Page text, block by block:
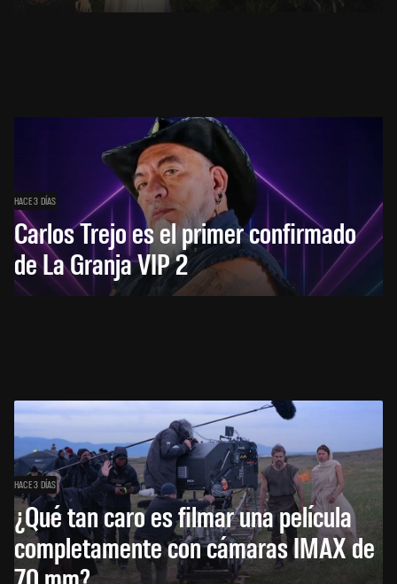
HACE 3 DÍAS
Carlos Trejo es el primer confirmado
de La Granja VIP 2
HACE 3 DÍAS
¿Qué tan caro es filmar una película
completamente con cámaras IMAX de